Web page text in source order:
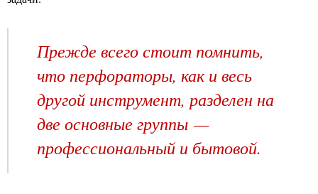
Прежде всего стоит помнить,
что перфораторы, как и весь
другой инструмент, разделен на
две основные группы —
профессиональный и бытовой.